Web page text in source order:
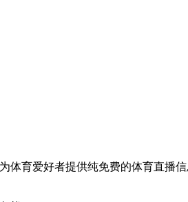
体育爱好者提供纯免费的体育直播